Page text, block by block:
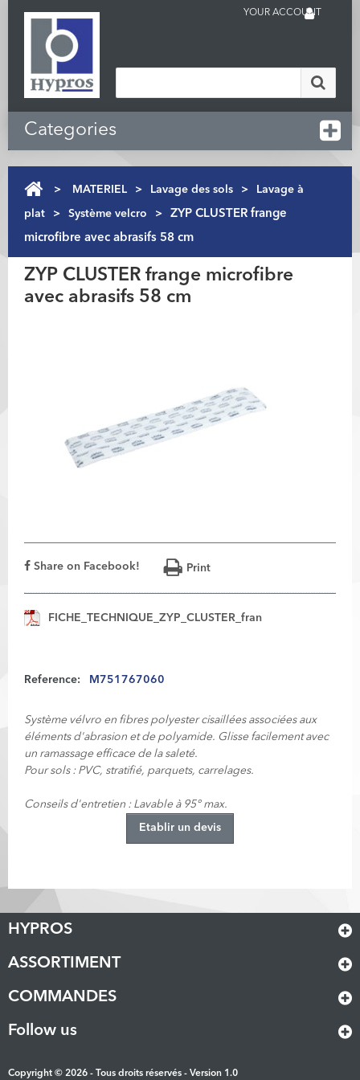
YOUR ACCOUNT
Categories
> MATERIEL > Lavage des sols > Lavage à
plat > Système velcro >
ZYP CLUSTER frange
microfibre avec abrasifs 58 cm
ZYP CLUSTER frange microfibre
avec abrasifs 58 cm
Share on Facebook! Print
FICHE_TECHNIQUE_ZYP_CLUSTER_fran
Reference: M751767060
Système vélvro en fibres polyester cisaillées associées aux
éléments d'abrasion et de polyamide. Glisse facilement avec
un ramassage efficace de la saleté.
Pour sols : PVC, stratifié, parquets, carrelages.
Conseils d'entretien : Lavable à 95° max.
Etablir un devis
HYPROS
Copyright © 2026 - Tous droits réservés - Version 1.0
ASSORTIMENT
COMMANDES
Follow us